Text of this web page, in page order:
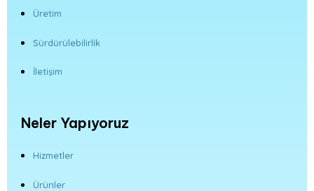
Üretim
Sürdürülebilirlik
İletişim
Neler Yapıyoruz
Hizmetler
Ürünler